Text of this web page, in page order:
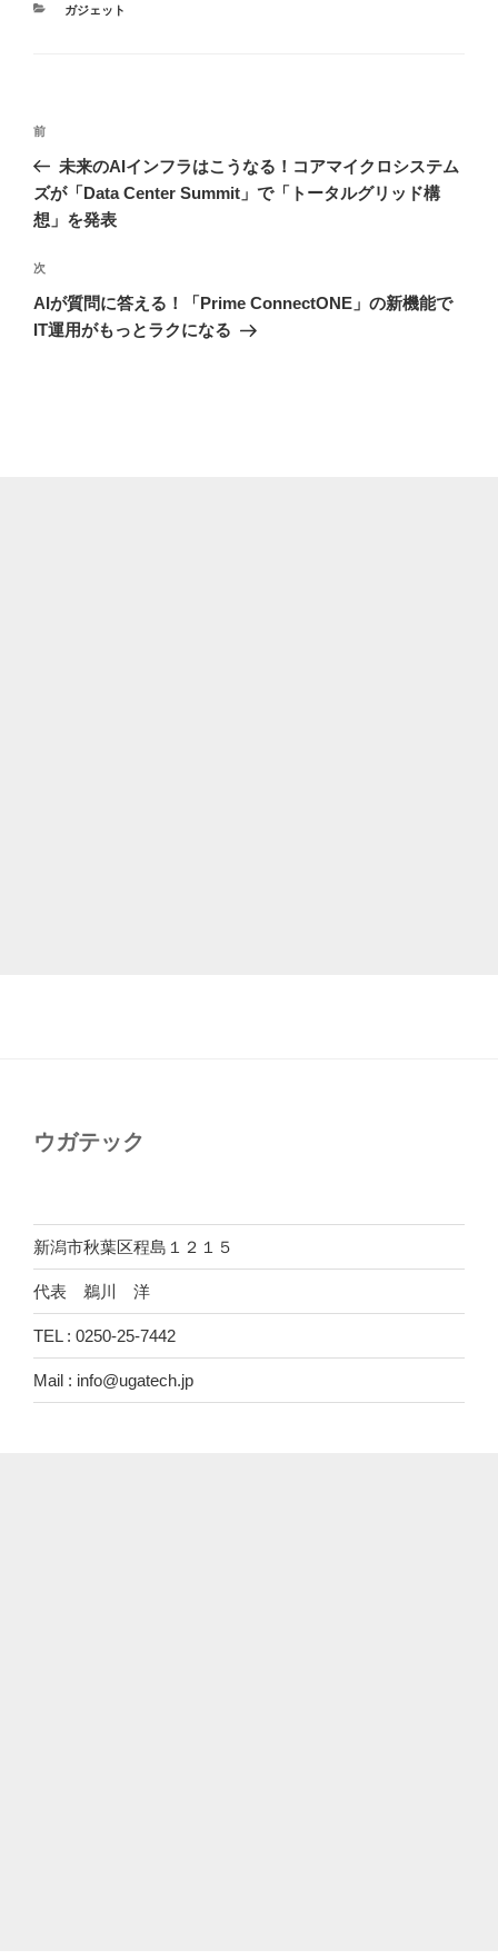
カ
ガジェット
投
ナ
ビ
ー
シ
ョ
前
の
投
稿
前
未来のAIインフラはこうなる！コアマイクロシステム
ズが「Data Center Summit」で「トータルグリッド構
想」を発表
次
の
投
次
AIが質問に答える！「Prime ConnectONE」の新機能で
IT運用がもっとラクになる
ウガテック
新潟市秋葉区程島１２１５
代表 鵜川 洋
TEL : 0250-25-7442
Mail : info@ugatech.jp